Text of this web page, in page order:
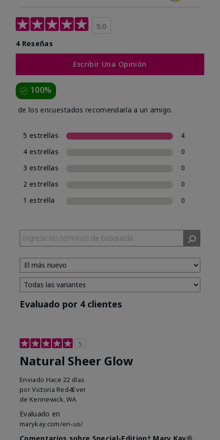
5.0
4 Reseñas
Escribir Una Opinión
100%
de los encuestados recomendaría a un amigo.
5 estrellas
4
4 estrellas
0
3 estrellas
0
2 estrellas
0
1 estrella
0
Evaluado por 4 clientes
5
Natural Sheer Glow
Enviado Hace 22 días
porVictoria Red4Ever
de Kennewick, WA
Evaluado en
marykay.com/en-us/
Comentarios sobre Special-Edition† Mary Kay®